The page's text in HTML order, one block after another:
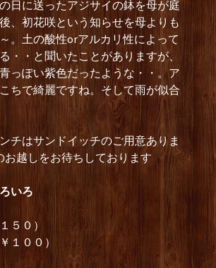
日に送ったアジサイの鉢を母が庭
、初花咲という知らせを母よりも
。土の酸性orアルカリ性によって
・・と聞いたことがありますが、
っぽい紫色だったような・・。ア
ちで綺麗ですね。そして雨が似合
チはサンドイッチのご用意ありま
お越しをお待ちしております
いろ
５０）
１００）